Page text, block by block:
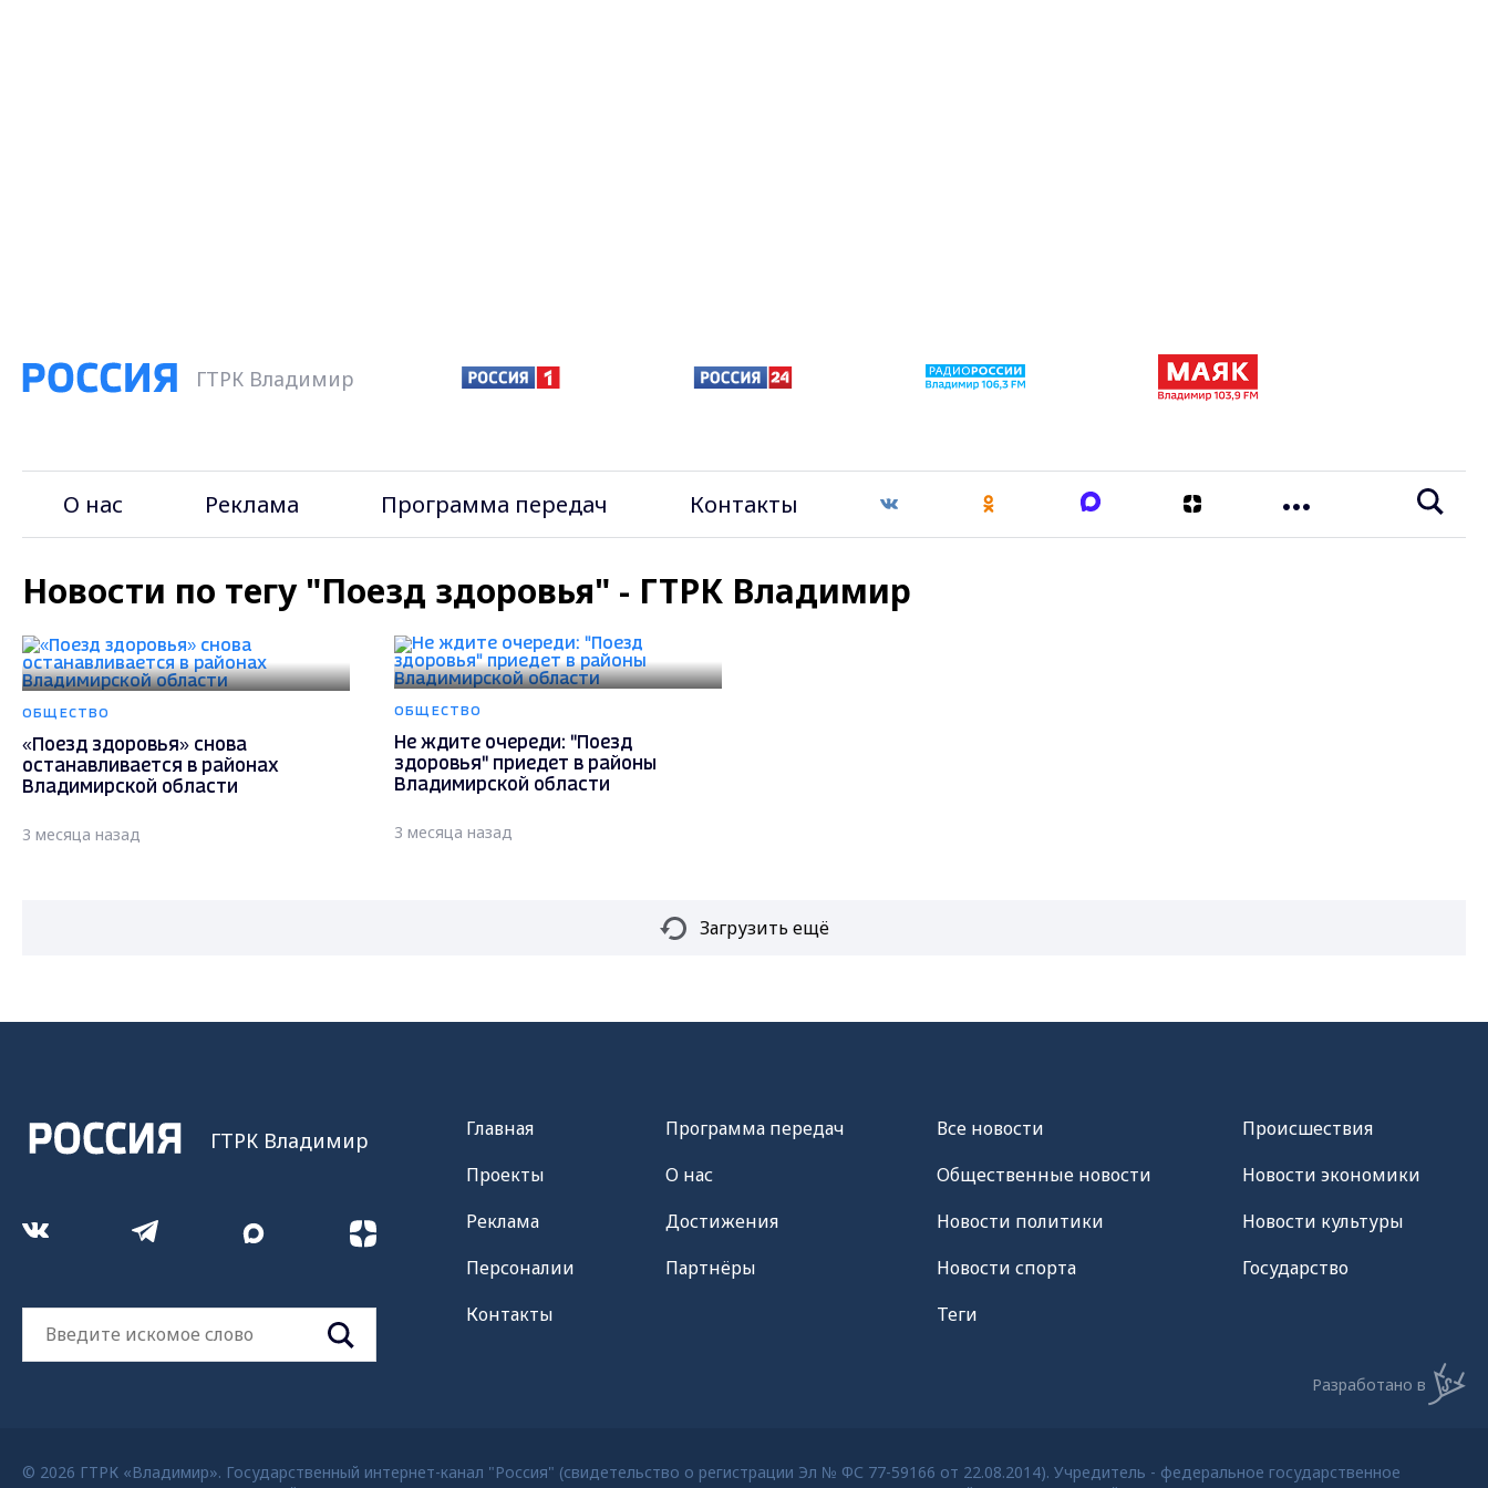
ГТРК Владимир
О нас Реклама Программа передач Контакты
Новости по тегу "Поезд здоровья" - ГТРК Владимир
ОБЩЕСТВО
«Поезд здоровья» снова
останавливается в районах
Владимирской области
3 месяца назад
ОБЩЕСТВО
Не ждите очереди: "Поезд
здоровья" приедет в районы
Владимирской области
3 месяца назад
Загрузить ещё
ГТРК Владимир
Главная
Проекты
Реклама
Персоналии
Контакты
Программа передач
О нас
Достижения
Партнёры
Все новости
Общественные новости
Новости политики
Новости спорта
Теги
Происшествия
Новости экономики
Новости культуры
Государство
Разработано в
© 2026 ГТРК «Владимир». Государственный интернет-канал "Россия" (свидетельство о регистрации Эл № ФС 77-59166 от 22.08.2014). Учредитель - федеральное государственное